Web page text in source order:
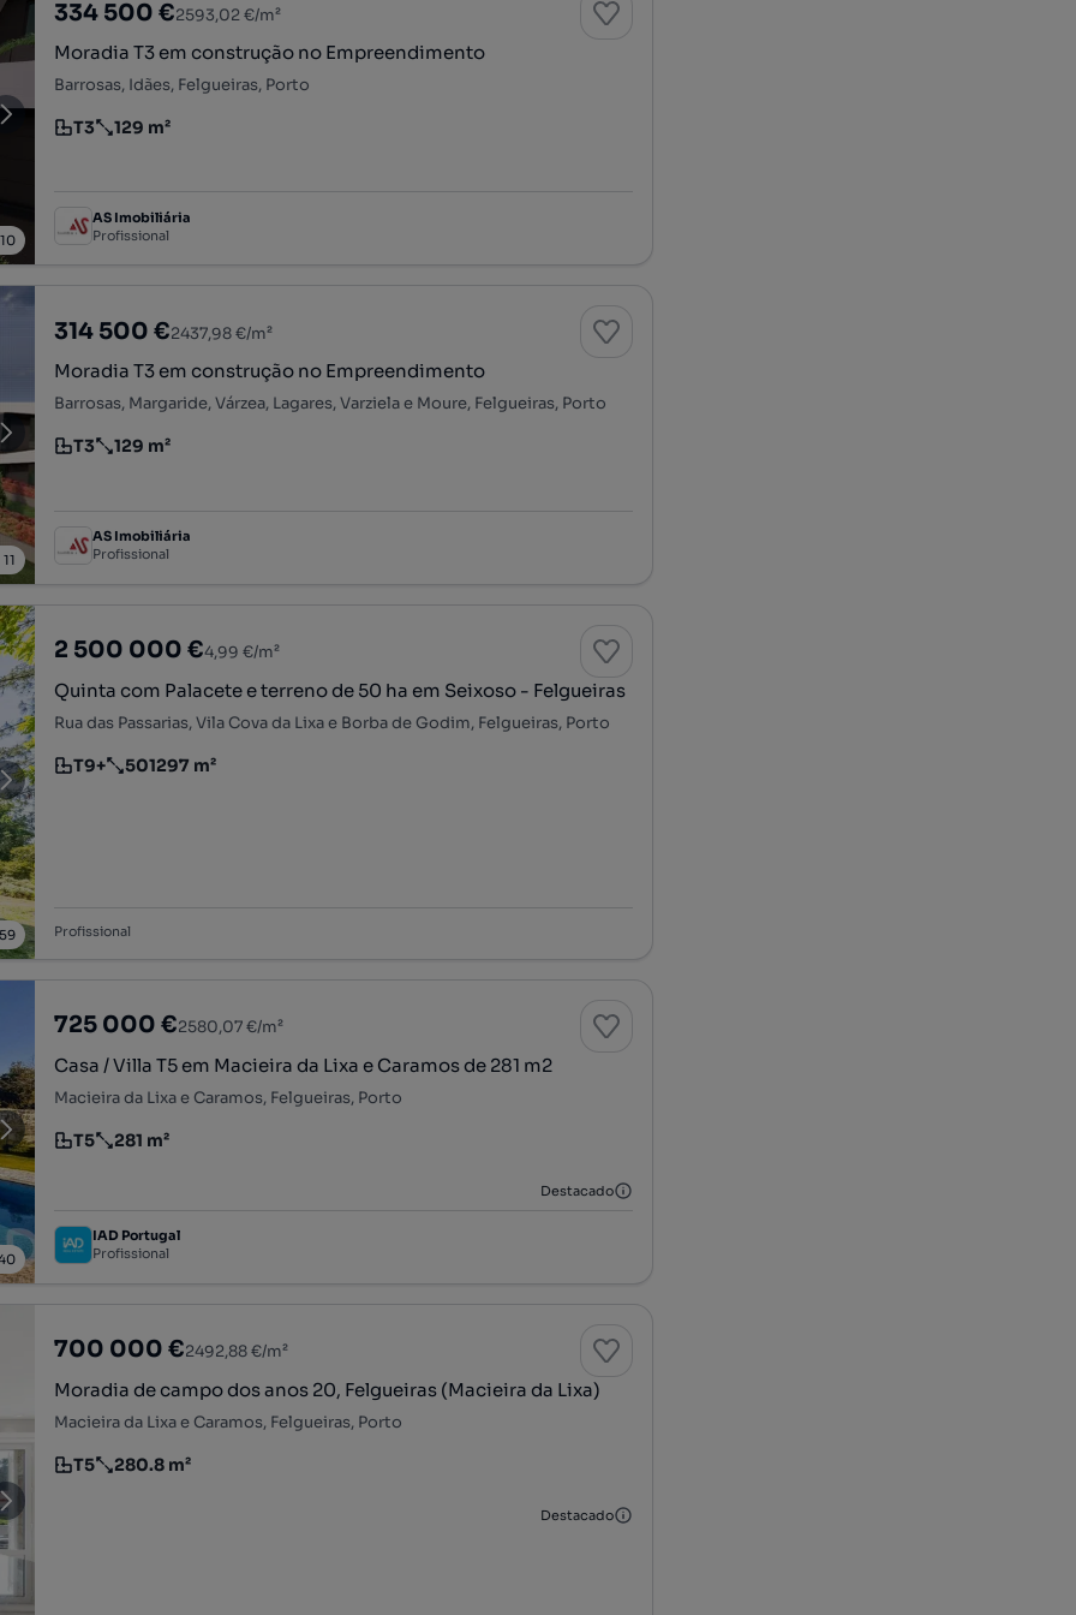
10
334 500 €2593,02 €/m²
Moradia T3 em construção no Empreendimento
Barrosas, Idães, Felgueiras, Porto
Tipologia
T3
Preço por metro quadrado
129 m²
AS Imobiliária
Profissional
11
314 500 €2437,98 €/m²
Moradia T3 em construção no Empreendimento
Barrosas, Margaride, Várzea, Lagares, Varziela e Moure, Felgueiras, Porto
Tipologia
T3
Preço por metro quadrado
129 m²
AS Imobiliária
Profissional
59
2 500 000 €4,99 €/m²
Quinta com Palacete e terreno de 50 ha em Seixoso - Felgueiras
Rua das Passarias, Vila Cova da Lixa e Borba de Godim, Felgueiras, Porto
Tipologia
T9+
Preço por metro quadrado
501297 m²
Profissional
725 000 €2580,07 €/m²
Casa / Villa T5 em Macieira da Lixa e Caramos de 281 m2
Macieira da Lixa e Caramos, Felgueiras, Porto
Tipologia
T5
Preço por metro quadrado
281 m²
Destacado
IAD Portugal
Profissional
700 000 €2492,88 €/m²
Moradia de campo dos anos 20, Felgueiras (Macieira da Lixa)
Macieira da Lixa e Caramos, Felgueiras, Porto
Tipologia
T5
Preço por metro quadrado
280.8 m²
Destacado